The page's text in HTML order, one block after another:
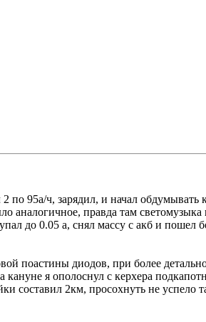
95а/ч, зарядил, и начал обдумывать
аналогичное, правда там светомузыка
до 0.05 а, снял массу с акб и пошел
поастины диодов, при более
я ополоснул с керхера
составил 2км, просохнуть не успело